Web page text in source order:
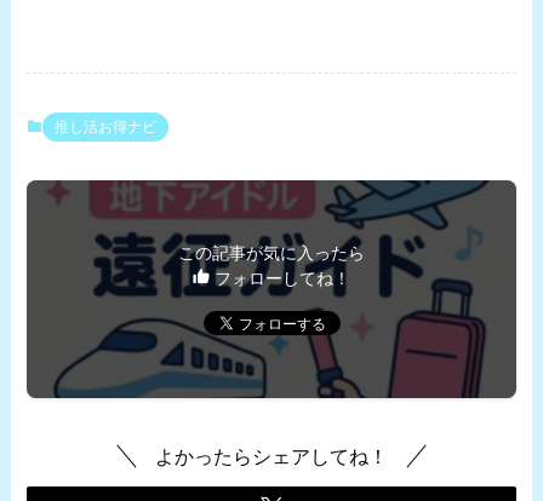
推し活お得ナビ
この記事が気に入ったら
フォローしてね！
よかったらシェアしてね！